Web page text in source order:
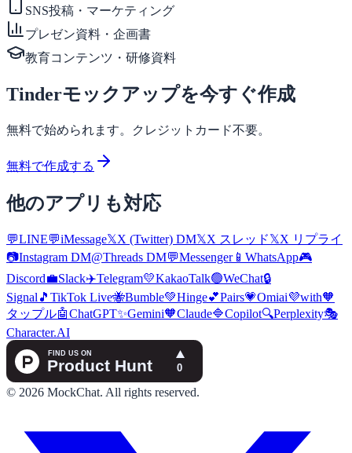
SNS投稿・マーケティング
プレゼン資料・企画書
教育コンテンツ・研修資料
Tinderモックアップを今すぐ作成
無料で始められます。クレジットカード不要。
無料で作成する
他のアプリも対応
💬LINE💬iMessage𝕏X (Twitter) DM𝕏X スレッド𝕏X リプライ
📷Instagram DM@Threads DM💬Messenger📱 WhatsApp🎮
Discord💼Slack✈️Telegram💛KakaoTalk🟢WeChat🔒
Signal 🎵 TikTok Live🐝Bumble💚Hinge💕Pairs💗Omiai💜with🧡
タップル🤖ChatGPT✨Gemini🧡Claude🔷Copilot🔍Perplexity🎭
Character.AI
© 2026 MockChat. All rights reserved.